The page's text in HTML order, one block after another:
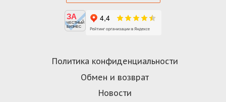
Политика конфиденциальности
Обмен и возврат
Новости
ЗА
ЧЕСТНЫЙ
БИЗНЕС